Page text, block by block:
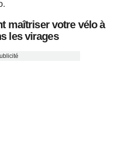
maîtriser votre vélo à
les virages